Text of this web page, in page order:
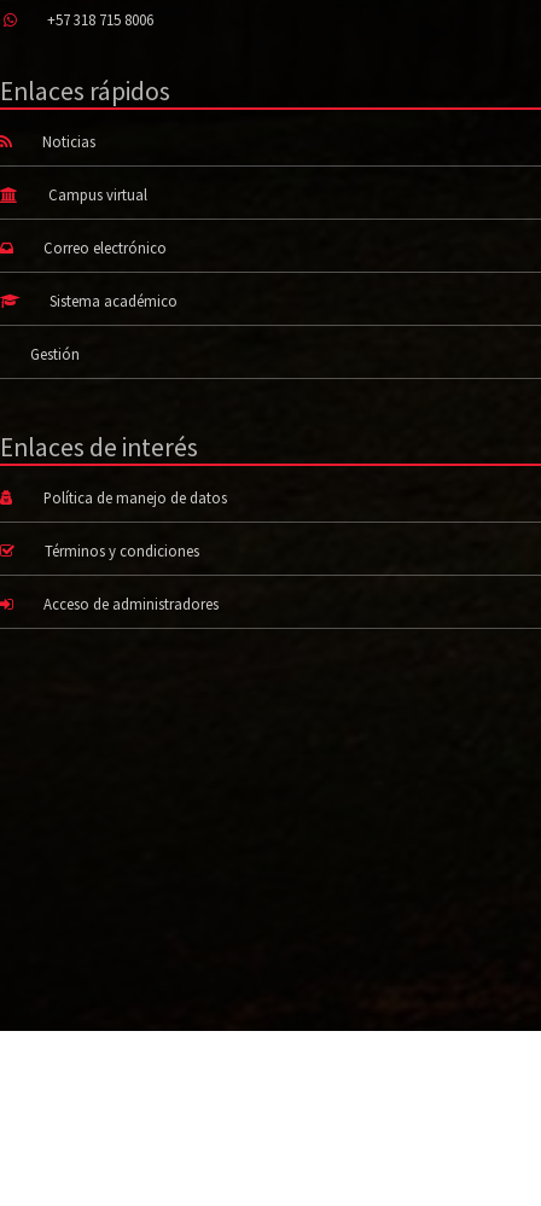
+57 318 715 8006
Enlaces rápidos
Noticias
Campus virtual
Correo electrónico
Sistema académico
Gestión
Enlaces de interés
Política de manejo de datos
Términos y condiciones
Acceso de administradores